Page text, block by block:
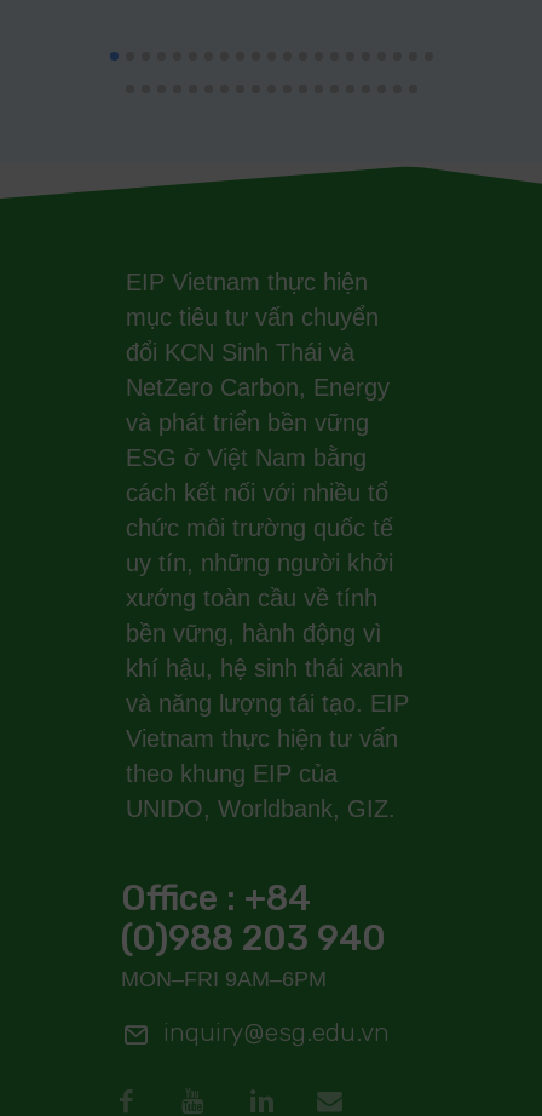
EIP Vietnam thực hiện
mục tiêu tư vấn chuyển
đổi KCN Sinh Thái và
NetZero Carbon, Energy
và phát triển bền vững
ESG ở Việt Nam bằng
cách kết nối với nhiều tổ
chức môi trường quốc tế
uy tín, những người khởi
xướng toàn cầu về tính
bền vững, hành động vì
khí hậu, hệ sinh thái xanh
và năng lượng tái tạo. EIP
Vietnam thực hiện tư vấn
theo khung EIP của
UNIDO, Worldbank, GIZ.
Office : +84
(0)988 203 940
MON–FRI 9AM–6PM
inquiry@esg.edu.vn